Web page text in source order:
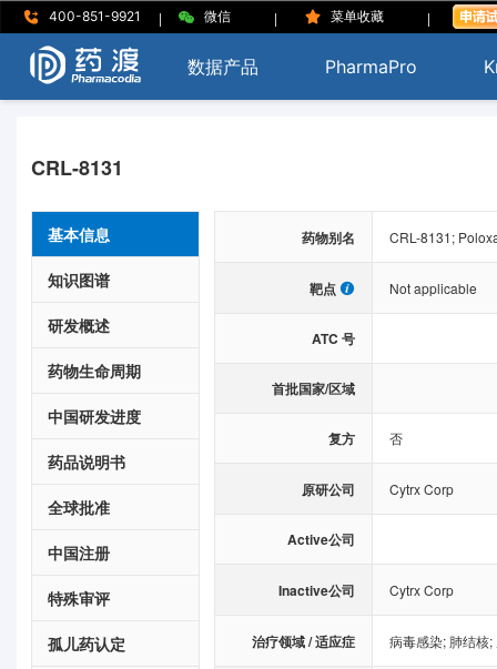
400-851-9921 | 微信 | 菜单收藏 |
数据产品 PharmaPro
CRL-8131
基本信息
知识图谱
研发概述
药物生命周期
中国研发进度
药品说明书
全球批准
中国注册
特殊审评
孤儿药认定
药物别名 CRL-8131;
靶点 Not applicable
ATC 号
首批国家/区域
复方 否
原研公司 Cytrx Corp
Active公司
Inactive公司 Cytrx Corp
治疗领域 / 适应症 病毒感染; 肺结核;